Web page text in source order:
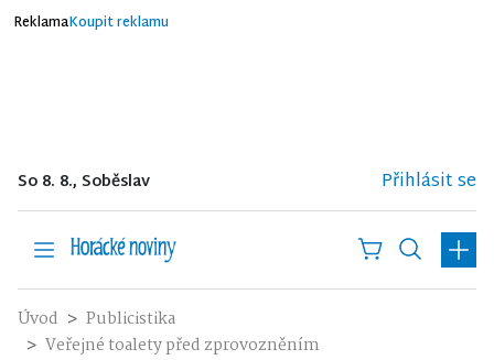
ReklamaKoupit reklamu
So 8. 8., Soběslav Přihlásit se
Úvod
Publicistika
Veřejné toalety před zprovozněním